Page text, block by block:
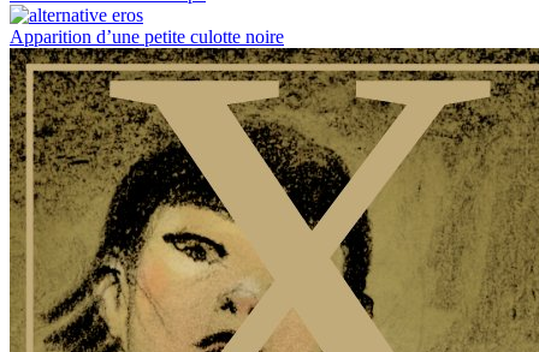
Apparition d’une petite culotte noire